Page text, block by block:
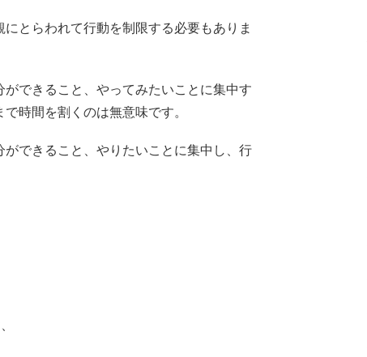
とらわれて行動を制限する必要もありま
できること、やってみたいことに集中す
時間を割くのは無意味です。
できること、やりたいことに集中し、行